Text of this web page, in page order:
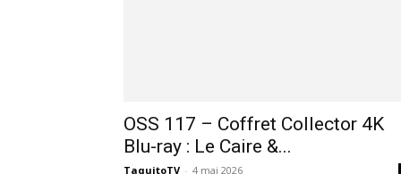
d'actualités
OSS 117 – Coffret Collector 4K
Blu-ray : Le Caire &...
TaquitoTV - 4 mai 2026